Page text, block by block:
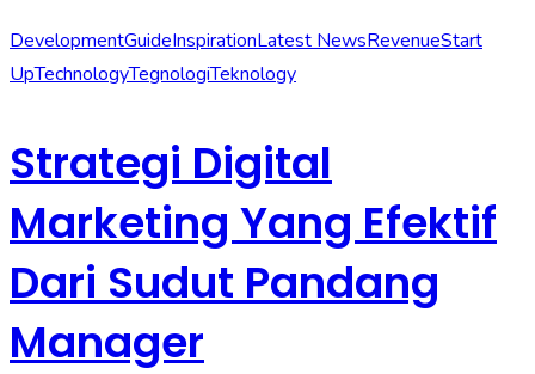
DevelopmentGuideInspirationLatest NewsRevenueStart
UpTechnologyTegnologiTeknology
Strategi Digital
Marketing Yang Efektif
Dari Sudut Pandang
Manager